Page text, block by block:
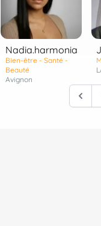
Nadia.harmonia
Bien-être - Santé -
Beauté
Avignon